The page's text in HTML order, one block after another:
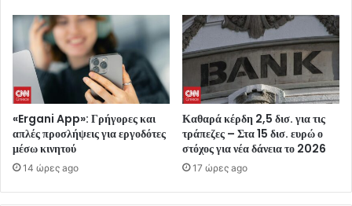
«Ergani App»: Γρήγορες και
απλές προσλήψεις για εργοδότες
μέσω κινητού
14 ώρες ago
Καθαρά κέρδη 2,5 δισ. για τις
τράπεζες – Στα 15 δισ. ευρώ ο
στόχος για νέα δάνεια το 2026
17 ώρες ago